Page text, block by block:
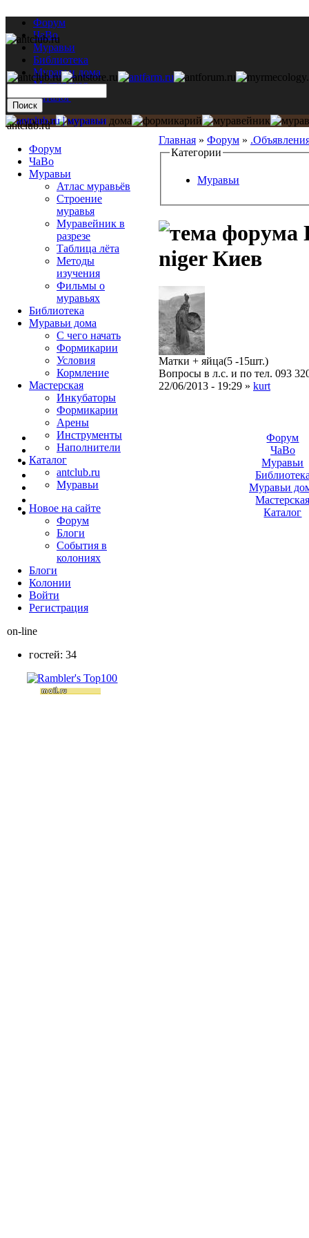
Форум
ЧаВо
Муравьи
Библиотека
Муравьи дома
Мастерская
Каталог
Главная » Форум »
Категории
Муравьи
niger Киев
Матки + яйца(5 -15шт.)
Вопросы в л.с. и по тел. 093
22/06/2013 - 19:29 » kurt
antclub.ru
Форум
ЧаВо
Муравьи
Атлас муравьёв
Строение
муравья
Муравейник в
разрезе
Таблица лёта
Методы
изучения
Фильмы о
муравьях
Библиотека
Муравьи дома
С чего начать
Формикарии
Условия
Кормление
Мастерская
Инкубаторы
Формикарии
Арены
Инструменты
Наполнители
Каталог
antclub.ru
Муравьи
Новое на сайте
Форум
Блоги
События в
колониях
Блоги
Колонии
Войти
Peгиcтpaция
on-line
гостей: 34
Форум
ЧаВо
Муравьи
Муравьи
Каталог